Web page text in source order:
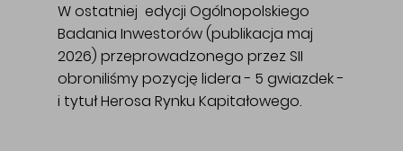
W ostatniej edycji Ogólnopolskiego
Badania Inwestorów (publikacja maj
2026) przeprowadzonego przez SII
obroniliśmy pozycję lidera - 5 gwiazdek -
i tytuł Herosa Rynku Kapitałowego.